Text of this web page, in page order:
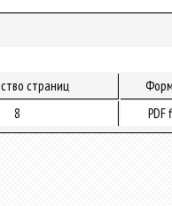
страниц
8 PDF